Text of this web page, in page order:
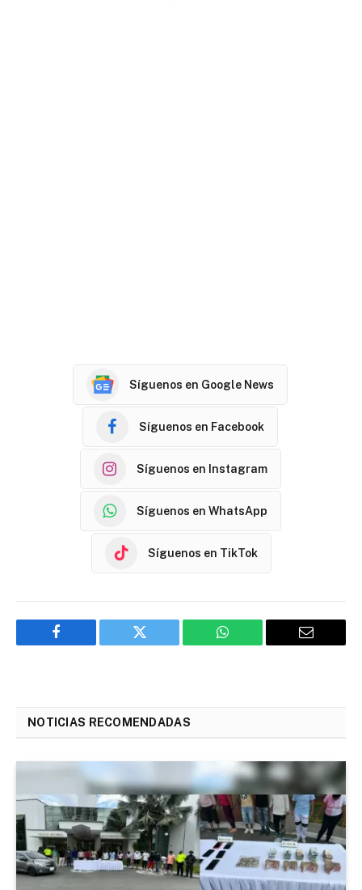
Síguenos en Google News
Síguenos en Facebook
Síguenos en Instagram
Síguenos en WhatsApp
Síguenos en TikTok
Facebook Twitter WhatsApp Email
NOTICIAS RECOMENDADAS